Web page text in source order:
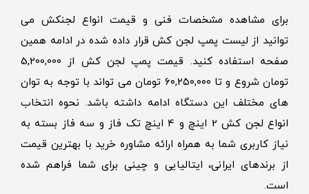
برای مشاهده مشخصات فنی و قیمت انواع لجنکش می
توانید از لیست پمپ لجن کش قرار داده شده در ادامه همین
صفحه استفاده کنید. قیمت پمپ لجن کش از 5,200,000
تومان شروع و تا ۶۰,۲۵۰,۰۰۰ تومان می تواند با توجه به توان
های مختلف این دستگاه ادامه داشته باشد. نحوه انتخاب
انواع لجن کش 2 اینچ و 4 اینچ تک فاز و سه فاز بسته به
نیاز کاربری شما به همراه ارائه مشاوره خرید با بهترین قیمت
از برند‌های ایرانی، ایتالیایی و چینی برای شما فراهم شده
است.